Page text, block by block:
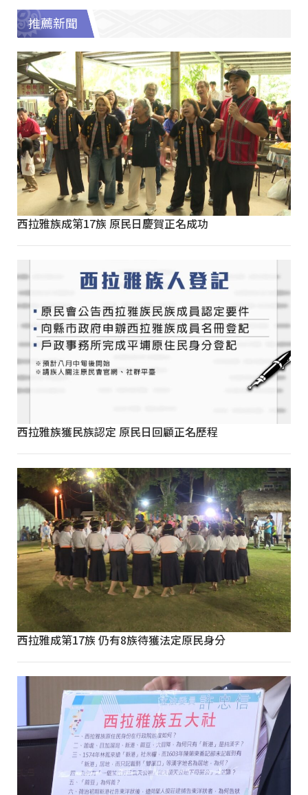
推薦新聞
西拉雅族成第17族 原民日慶賀正名成功
西拉雅族獲民族認定 原民日回顧正名歷程
西拉雅成第17族 仍有8族待獲法定原民身分